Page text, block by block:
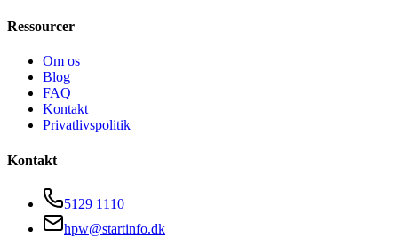
Ressourcer
Om os
Blog
FAQ
Kontakt
Privatlivspolitik
Kontakt
5129 1110
hpw@startinfo.dk